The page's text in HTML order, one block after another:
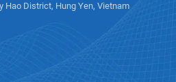
Hao District, Hung Yen, Vietnam